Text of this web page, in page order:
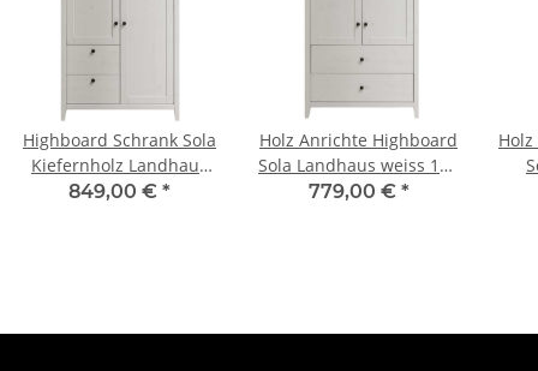
Highboard Schrank Sola
Kiefernholz Landhaus
weiss 150 cm
849,00 € *
Holz Anrichte Highboard
Sola Landhaus weiss 150
cm
779,00 € *